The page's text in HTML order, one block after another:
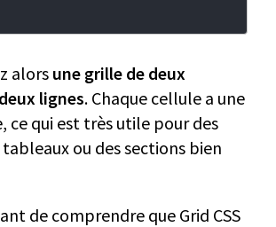
alorsune grille de deux
lignes. Chaque cellule a une
ce qui est très utile pour des
ou des sections bien
de comprendre que Grid CSS